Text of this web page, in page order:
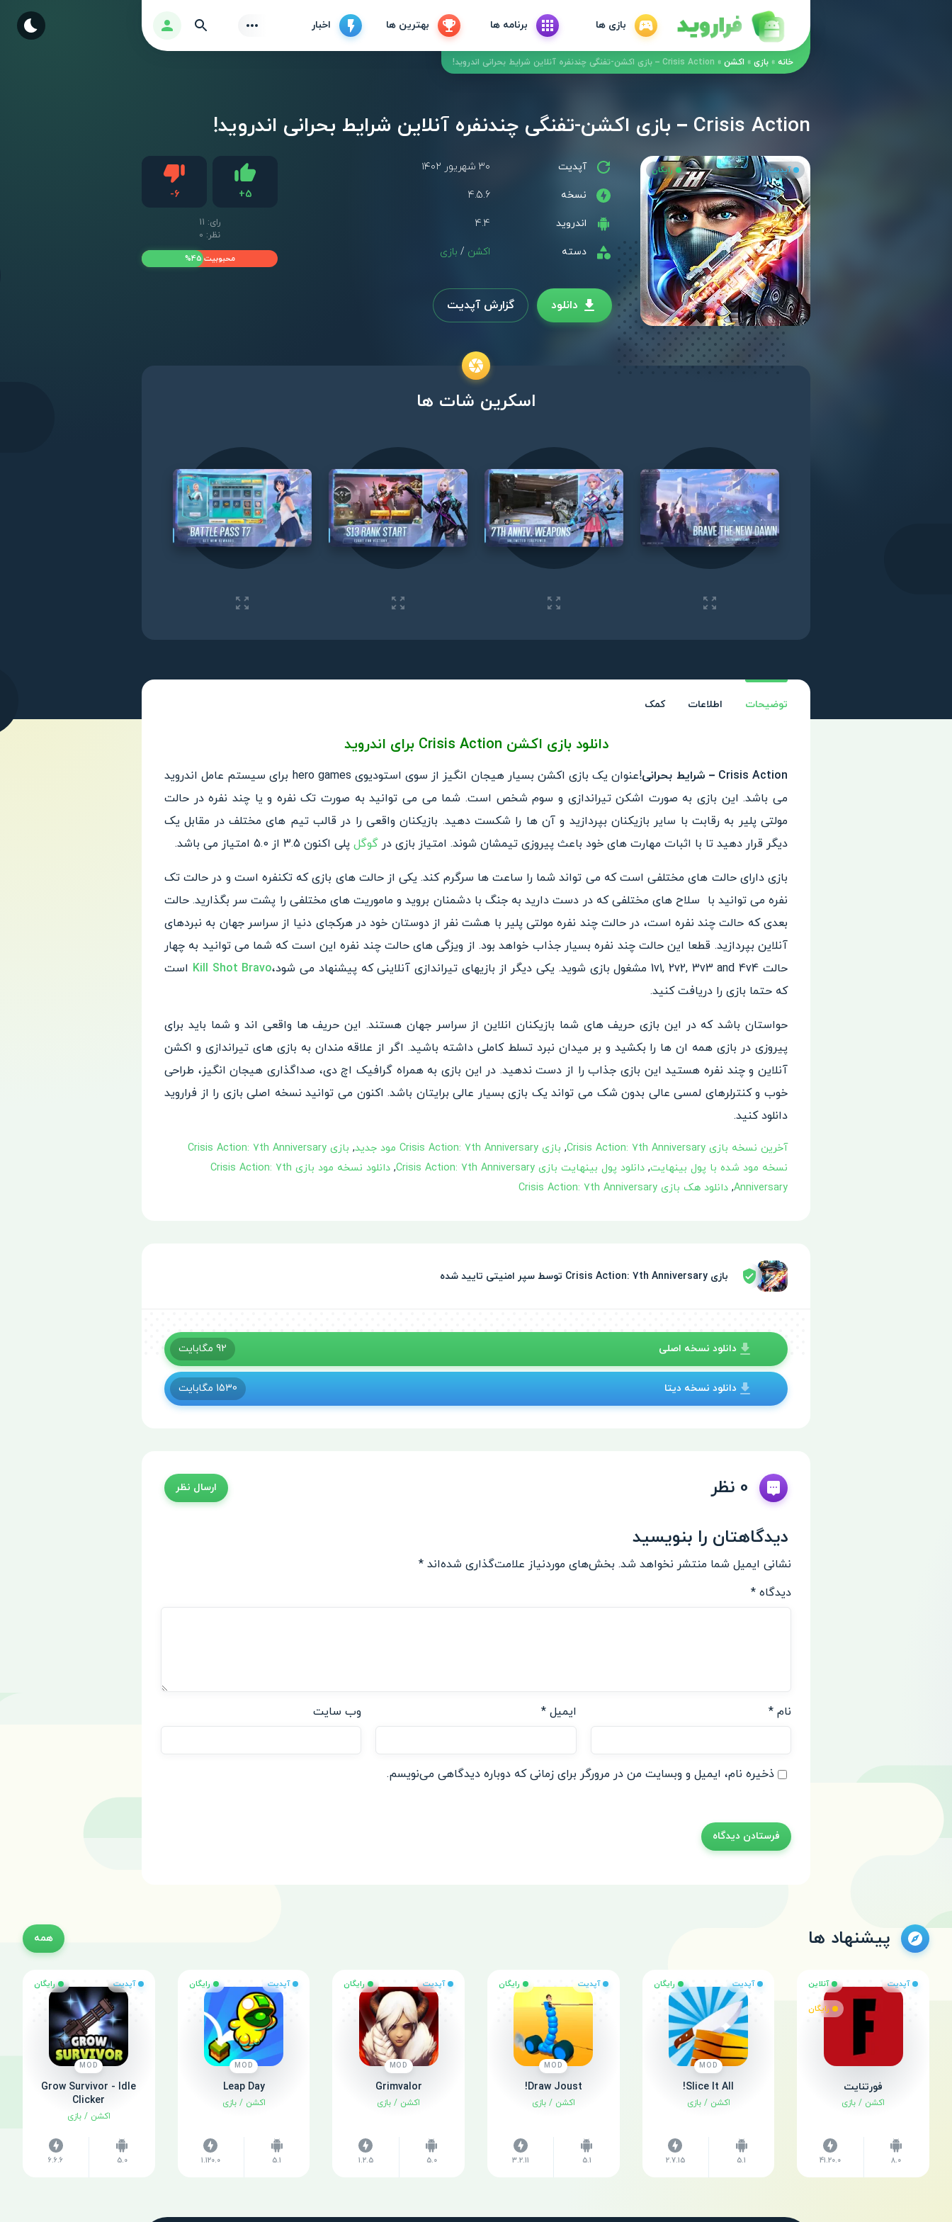
بازی ها برنامه ها بهترین ها اخبار ورود Find
خانه » بازی » اکشن » Crisis Action – بازی اکشن-تفنگی چندنفره آنلاین شرایط بحرانی اندروید!
Crisis Action – بازی اکشن-تفنگی چندنفره آنلاین شرایط بحرانی اندروید!
آپدیت رایگان آپدیت ۳۰ شهریور ۱۴۰۲
نسخه 4.5.6
اندروید 4.4
دسته اکشن / بازی
+5
لایک
-6دیس لایک
رای: 11
نظر: 0
محبوبیت 45%
دانلود گزارش آپدیت
اسکرین شات ها
توضیحات اطلاعات کمک
دانلود بازی اکشن Crisis Action برای اندروید
Crisis Action – شرایط بحرانی
!عنوان یک بازی اکشن بسیار هیجان انگیز از سوی استودیوی hero games برای سیستم عامل اندروید
می باشد. این بازی به صورت اشکن تیراندازی و سوم شخص است. شما می می توانید به صورت تک نفره و یا چند نفره در حالت
مولتی پلیر به رقابت با سایر بازیکنان بپردازید و آن ها را شکست دهید. بازیکنان واقعی را در قالب تیم های مختلف در مقابل یک
دیگر قرار دهید تا با اثبات مهارت های خود باعث پیروزی تیمشان شوند. امتیاز بازی در گوگل پلی اکنون 3.5 از 5.0 امتیاز می باشد.
بازی دارای حالت های مختلفی است که می تواند شما را ساعت ها سرگرم کند. یکی از حالت های بازی که تکنفره است و در حالت تک
نفره می توانید با سلاح های مختلفی که در دست دارید به جنگ با دشمنان بروید و ماموریت های مختلفی را پشت سر بگذارید. حالت
بعدی که حالت چند نفره است، در حالت چند نفره مولتی پلیر با هشت نفر از دوستان خود در هرکجای دنیا از سراسر جهان به نبردهای
آنلاین بپردازید. قطعا این حالت چند نفره بسیار جذاب خواهد بود. از ویزگی های حالت چند نفره این است که شما می توانید به چهار
حالت 1v1, 2v2, 3v3 and 4v4 مشغول بازی شوید. یکی دیگر از بازیهای تیراندازی آنلاینی که پیشنهاد می شود،
Kill Shot Bravo است
که حتما بازی را دریافت کنید.
حواستان باشد که در این بازی حریف های شما بازیکنان انلاین از سراسر جهان هستند. این حریف ها واقعی اند و شما باید برای
پیروزی در بازی همه ان ها را بکشید و بر میدان نبرد تسلط کاملی داشته باشید. اگر از علاقه مندان به بازی های تیراندازی و اکشن
آنلاین و چند نفره هستید این بازی جذاب را از دست ندهید. در این بازی به همراه گرافیک اچ دی، صداگذاری هیجان انگیز، طراحی
خوب و کنترلرهای لمسی عالی بدون شک می تواند یک بازی بسیار عالی برایتان باشد. اکنون می توانید نسخه اصلی بازی را از فراروید
دانلود کنید.
آخرین نسخه بازی Crisis Action: 7th Anniversary , بازی Crisis Action: 7th Anniversary مود جدید ,
بازی Crisis Action: 7th Anniversary
نسخه مود شده با پول بینهایت, دانلود پول بینهایت بازی Crisis Action: 7th Anniversary ,
دانلود نسخه مود بازی Crisis Action: 7th
Anniversary
, دانلود هک بازی Crisis Action: 7th Anniversary
بازی Crisis Action: 7th Anniversary توسط سپر امنیتی تایید شده
دانلود نسخه اصلی 92 مگابایت
دانلود نسخه دیتا 1530 مگابایت
0 نظر ارسال نظر
دیدگاهتان را بنویسید
نشانی ایمیل شما منتشر نخواهد شد. بخش‌های موردنیاز علامت‌گذاری شده‌اند *
دیدگاه *
نام * ایمیل* وب‌ سایت
ذخیره نام، ایمیل و وبسایت من در مرورگر برای زمانی که دوباره دیدگاهی می‌نویسم.
پیشنهاد ها همه
آپدیت آنلاین
رایگان
فورتنایت
اکشن / بازی
8.0
41.20.0
آپدیت رایگان
MOD
Slice It All!
اکشن /بازی
5.1
2.7.15
آپدیت رایگان
MOD
Draw Joust!
اکشن /بازی
5.1
3.2.11
آپدیت رایگان
MOD
Grimvalor
اکشن / بازی
5.0
1.2.5
آپدیت رایگان
MOD
Leap Day
اکشن /بازی
5.1
1.120.0
آپدیت رایگان
MOD
Grow Survivor - Idle
Clicker
اکشن /بازی
5.0
6.6.6